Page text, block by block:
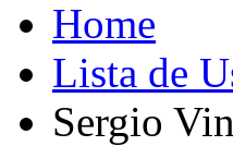
Lista de
Sergio